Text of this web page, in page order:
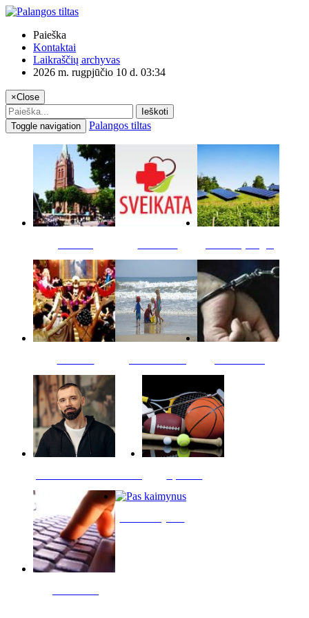
Paieška
Kontaktai
Laikraščių archyvas
2026 m. rugpjūčio 10 d. 03:34
×Close
Ieškoti
Toggle navigation
Palangos tiltas